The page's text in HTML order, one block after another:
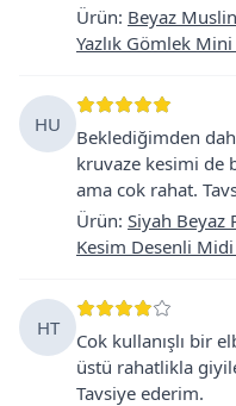
Ürün: Beyaz
Yazlık Gömlek
HU
Beklediğimden
kruvaze kesimi de
ama cok rahat.
Ürün: Siyah Beyaz
Kesim Desenli
HT
Cok kullanışlı bir
üstü rahatlikla
Tavsiye ederim.